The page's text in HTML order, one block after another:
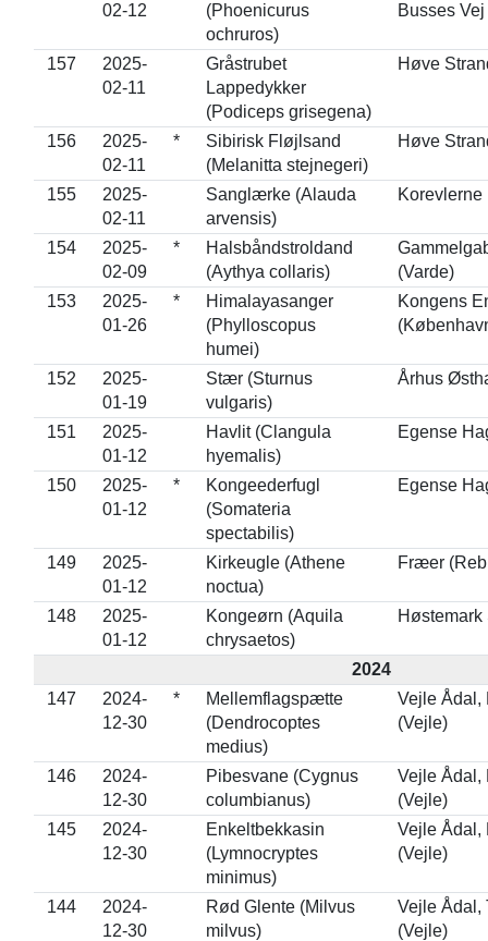
02-12
(Phoenicurus
ochruros)
Busses
157
2025-
02-11
Gråstrubet
Lappedykker
(Podiceps grisegena)
Høve
156
2025-
02-11
*
Sibirisk Fløjlsand
(Melanitta stejnegeri)
Høve
155
2025-
02-11
Sanglærke (Alauda
arvensis)
Korevlerne
154
2025-
02-09
*
Halsbåndstroldand
(Aythya collaris)
(Varde)
153
2025-
01-26
*
Himalayasanger
(Phylloscopus
humei)
Kongens
152
2025-
01-19
Stær (Sturnus
vulgaris)
Århus
151
2025-
01-12
Havlit (Clangula
hyemalis)
Egense
150
2025-
01-12
*
Kongeederfugl
(Somateria
spectabilis)
Egense
149
2025-
01-12
Kirkeugle (Athene
noctua)
Fræer
148
2025-
01-12
Kongeørn (Aquila
chrysaetos)
Høstemark
2024
147
2024-
12-30
*
Mellemflagspætte
(Dendrocoptes
medius)
Vejle Ådal,
(Vejle)
146
2024-
12-30
Pibesvane (Cygnus
columbianus)
Vejle Ådal,
(Vejle)
145
2024-
12-30
Enkeltbekkasin
(Lymnocryptes
minimus)
Vejle Ådal,
(Vejle)
144
2024-
12-30
Rød Glente (Milvus
milvus)
Vejle Ådal,
(Vejle)